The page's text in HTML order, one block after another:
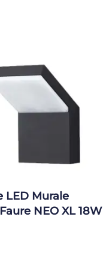
LED Murale
NEO XL 18W